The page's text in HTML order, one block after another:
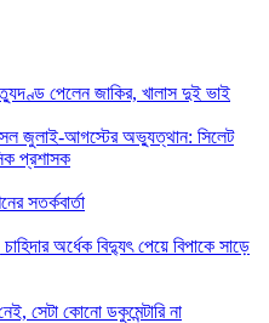
পেলেন জাকির, খালাস দুই ভাই
জুলাই-আগস্টের অভ্যুত্থান: সিলেট
প্রশাসক
সতর্কবার্তা
অর্ধেক বিদ্যুৎ পেয়ে বিপাকে সাড়ে
সেটা কোনো ডকুমেন্টারি না